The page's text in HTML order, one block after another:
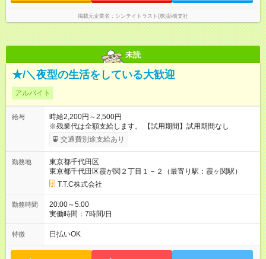
掲載元企業名 シンテイトラスト(株)新橋支社
未読
★/＼夜型の生活をしている大歓迎
アルバイト
給与
時給2,200円～2,500円
※残業代は全額支給します。 【試用期間】試用期間なし
交通費別途支給あり
勤務地
東京都千代田区
東京都千代田区霞が関２丁目１－２（最寄り駅：霞ヶ関駅）
T.T.C株式会社
勤務時間
20:00～5:00
実働時間：7時間/日
特徴 日払いOK